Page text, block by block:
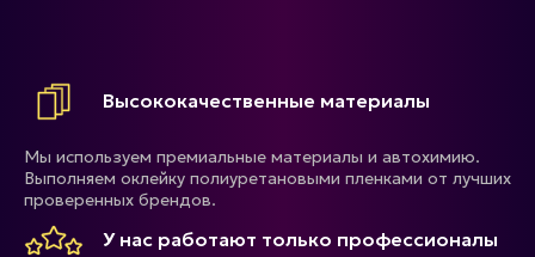
Высококачественные материалы
Мы используем премиальные материалы и автохимию.
Выполняем оклейку полиуретановыми пленками от лучших
проверенных брендов.
У нас работают только профессионалы